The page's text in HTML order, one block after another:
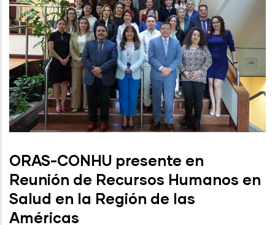
ORAS-CONHU presente en
Reunión de Recursos Humanos en
Salud en la Región de las
Américas